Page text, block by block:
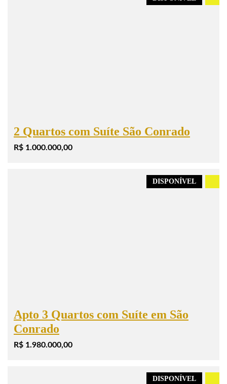
2 Quartos com Suíte São Conrado
R$ 1.000.000,00
DISPONÍVEL
Apto 3 Quartos com Suíte em São
Conrado
R$ 1.980.000,00
DISPONÍVEL